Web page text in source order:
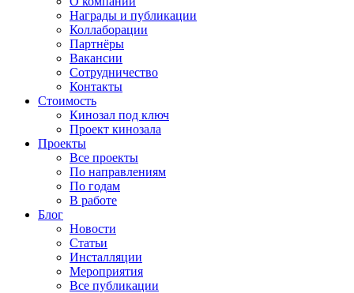
Награды и публикации
Коллаборации
Партнёры
Вакансии
Сотрудничество
Контакты
Стоимость
Кинозал под ключ
Проект кинозала
Проекты
Все проекты
По направлениям
По годам
В работе
Блог
Новости
Статьи
Инсталляции
Мероприятия
Все публикации